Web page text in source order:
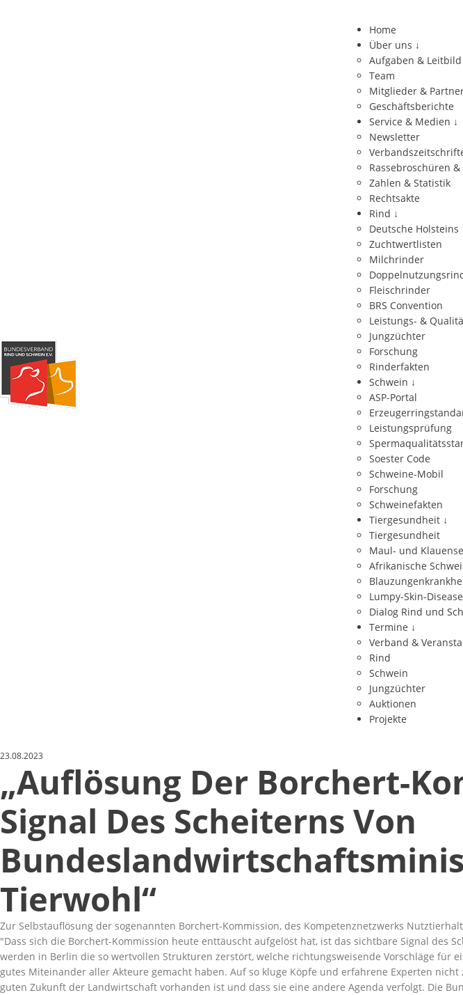
Home
Über uns ↓
Aufgaben & Leitbild
Team
Mitglieder &
Geschäftsberichte
Service & Medien ↓
Newsletter
Rassebroschüren
Zahlen & Statistik
Rechtsakte
Rind ↓
Deutsche Holsteins
Zuchtwertlisten
Milchrinder
Fleischrinder
BRS Convention
Leistungs- &
Jungzüchter
Forschung
Rinderfakten
Schwein ↓
ASP-Portal
Leistungsprüfung
Soester Code
Schweine-Mobil
Forschung
Schweinefakten
Tiergesundheit ↓
Tiergesundheit
Maul- und
Afrikanische
Lumpy-Skin-Disease
Dialog Rind und
Termine ↓
Verband &
Rind
Schwein
Jungzüchter
Auktionen
Projekte
23.08.2023
„Auflösung Der Borchert-
Signal Des Scheiterns Von
Tierwohl“
Zur Selbstauflösung der sogenannten Borchert-Kommission, des Kompetenznetzwerks
"Dass sich die Borchert-Kommission heute enttäuscht aufgelöst hat, ist das sichtbare Signal
werden in Berlin die so wertvollen Strukturen zerstört, welche richtungsweisende Vorschläge
gutes Miteinander aller Akteure gemacht haben. Auf so kluge Köpfe und erfahrene Experten
guten Zukunft der Landwirtschaft vorhanden ist und dass sie eine andere Agenda verfolgt. Die